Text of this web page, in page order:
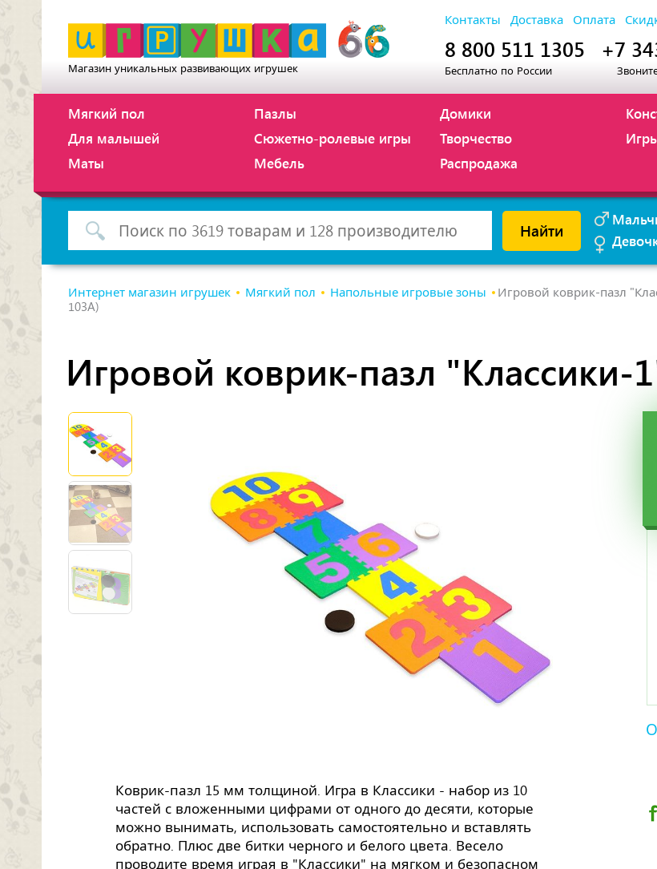
Магазин уникальных развивающих игрушек
Контакты Доставка Оплата
8 800 511 1305
Бесплатно по России
+7
Мягкий пол
Для малышей
Маты
Пазлы
Сюжетно-ролевые игры
Мебель
Домики
Творчество
Распродажа
Найти
Интернет магазин игрушек Мягкий пол Напольные игровые зоны
Игровой коврик-пазл
103A)
Игровой коврик-пазл "Классики-
Коврик-пазл 15 мм толщиной. Игра в Классики - набор из 10
частей с вложенными цифрами от одного до десяти, которые
можно вынимать, использовать самостоятельно и вставлять
обратно. Плюс две битки черного и белого цвета. Весело
проводите время играя в "Классики" на мягком и безопасном